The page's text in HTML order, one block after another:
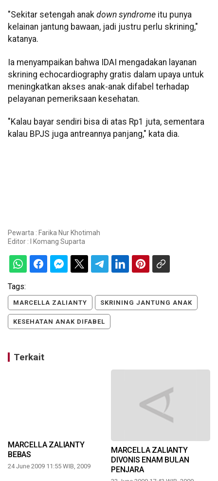
"Sekitar setengah anak down syndrome itu punya
kelainan jantung bawaan, jadi justru perlu skrining,"
katanya.
Ia menyampaikan bahwa IDAI mengadakan layanan
skrining echocardiography gratis dalam upaya untuk
meningkatkan akses anak-anak difabel terhadap
pelayanan pemeriksaan kesehatan.
"Kalau bayar sendiri bisa di atas Rp1 juta, sementara
kalau BPJS juga antreannya panjang," kata dia.
Pewarta : Farika Nur Khotimah
Editor : I Komang Suparta
Tags:
MARCELLA ZALIANTY SKRINING JANTUNG ANAK
KESEHATAN ANAK DIFABEL
Terkait
MARCELLA ZALIANTY
BEBAS
24 June 2009 11:55 WIB, 2009
MARCELLA ZALIANTY
DIVONIS ENAM BULAN
PENJARA